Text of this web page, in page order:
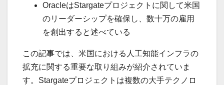
OracleはStargateプロジェクトに関して米国
のリーダーシップを確保し、数十万の雇用
を創出すると述べている
この記事では、米国における人工知能インフラの
拡充に関する重要な取り組みが紹介されていま
す。Stargateプロジェクトは複数の大手テクノロ